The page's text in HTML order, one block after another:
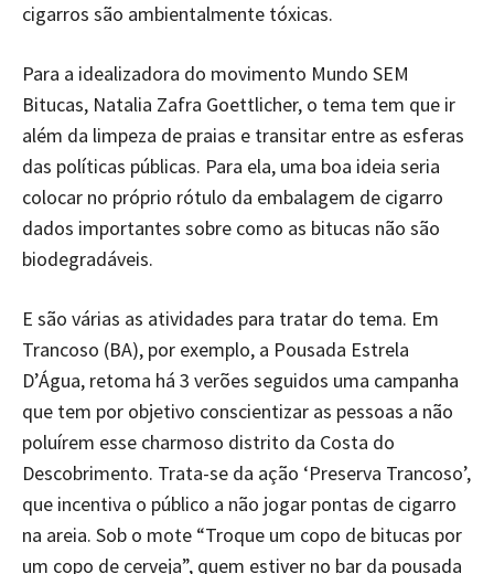
cigarros são ambientalmente tóxicas.
Para a idealizadora do movimento Mundo SEM
Bitucas, Natalia Zafra Goettlicher, o tema tem que ir
além da limpeza de praias e transitar entre as esferas
das políticas públicas. Para ela, uma boa ideia seria
colocar no próprio rótulo da embalagem de cigarro
dados importantes sobre como as bitucas não são
biodegradáveis.
E são várias as atividades para tratar do tema. Em
Trancoso (BA), por exemplo, a Pousada Estrela
D’Água, retoma há 3 verões seguidos uma campanha
que tem por objetivo conscientizar as pessoas a não
poluírem esse charmoso distrito da Costa do
Descobrimento. Trata-se da ação ‘Preserva Trancoso’,
que incentiva o público a não jogar pontas de cigarro
na areia. Sob o mote “Troque um copo de bitucas por
um copo de cerveja”, quem estiver no bar da pousada